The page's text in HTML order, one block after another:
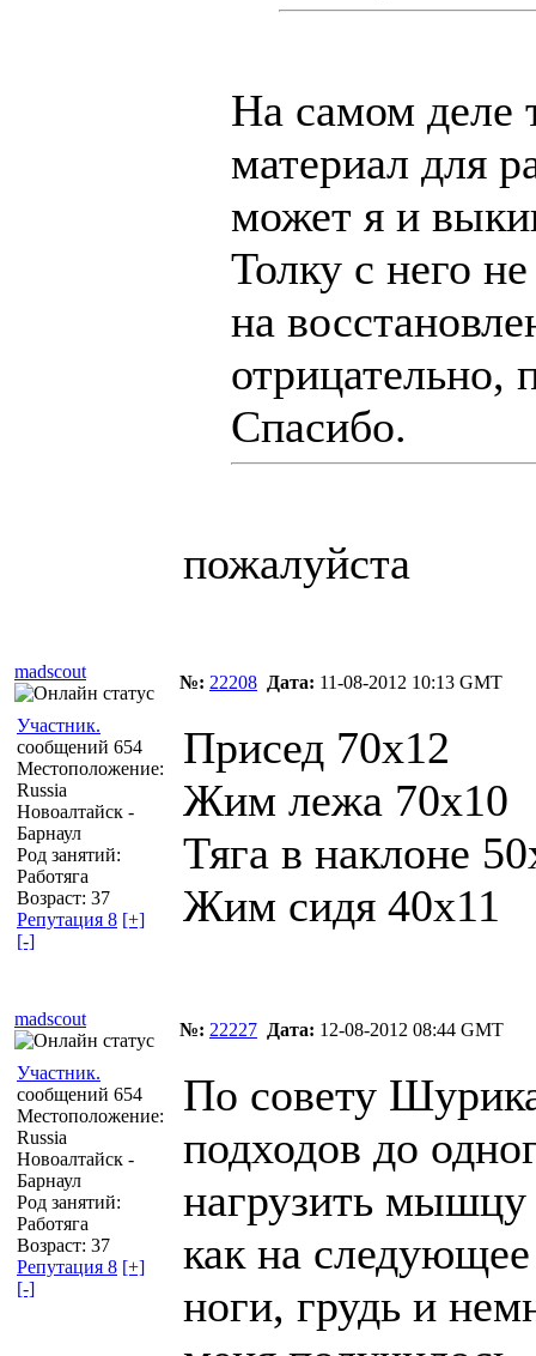
На самом деле
материал для
может я и
Толку с него
на
отрицательно,
Спасибо.
пожалуйста
madscout
№: 22208 Дата: 11-08-2012 10:13 GMT
Участник.
сообщений 654
Местоположение:
Russia
Новоалтайск -
Барнаул
Род занятий:
Работяга
Возраст: 37
Репутация 8 [+]
[-]
Присед 70х12
Жим лежа 70х10
Тяга в наклоне
Жим сидя 40х11
madscout
№: 22227 Дата: 12-08-2012 08:44 GMT
Участник.
сообщений 654
Местоположение:
Russia
Новоалтайск -
Барнаул
Род занятий:
Работяга
Возраст: 37
Репутация 8 [+]
[-]
По совету
подходов до
нагрузить мышцу
как на
ноги, грудь и